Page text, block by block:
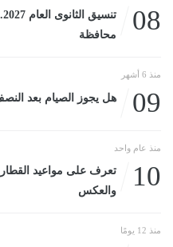
08
محافظة
منذ 6 أشهر
09 هل يجوز الصيام بعد
منذ عام واحد
10
تعرف على مواعيد
والعكس
منذ 12 يومًا